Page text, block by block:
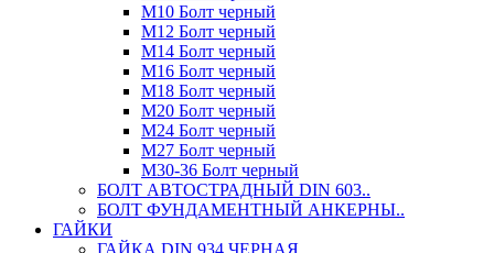
М10 Болт черный
М12 Болт черный
М14 Болт черный
М16 Болт черный
М18 Болт черный
М20 Болт черный
М24 Болт черный
М27 Болт черный
М30-36 Болт черный
БОЛТ АВТОСТРАДНЫЙ DIN 603..
БОЛТ ФУНДАМЕНТНЫЙ АНКЕРНЫ..
ГАЙКИ
ГАЙКА DIN 934 ЧЕРНАЯ